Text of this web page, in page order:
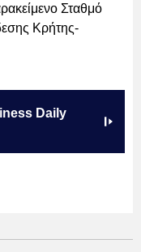
Σταθμό
Κρήτης-
Daily